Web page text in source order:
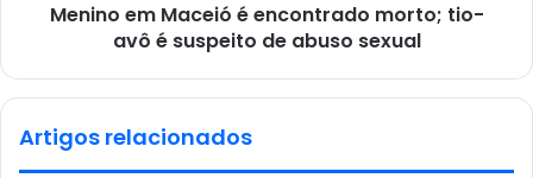
Menino em Maceió é encontrado morto; tio-
avô é suspeito de abuso sexual
Artigos relacionados